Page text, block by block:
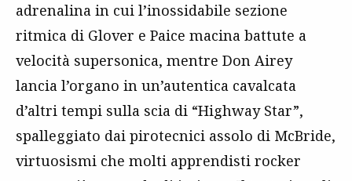
adrenalina in cui l’inossidabile sezione
ritmica di Glover e Paice macina battute a
velocità supersonica, mentre Don Airey
lancia l’organo in un’autentica cavalcata
d’altri tempi sulla scia di “Highway Star”,
spalleggiato dai pirotecnici assolo di McBride,
virtuosismi che molti apprendisti rocker